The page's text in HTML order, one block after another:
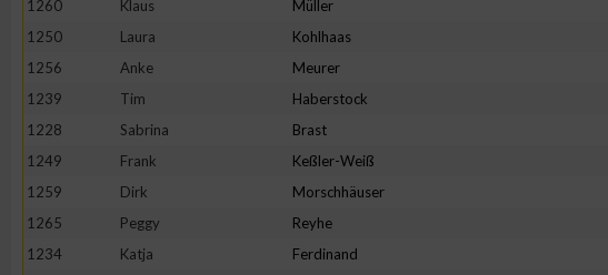
1260
Klaus Müller
1250
Laura Kohlhaas
1256
Anke Meurer
1239
Tim Haberstock
1228
Sabrina Brast
1249
Frank Keßler-Weiß
1259
Dirk Morschhäuser
1265
Peggy Reyhe
1234
Katja Ferdinand